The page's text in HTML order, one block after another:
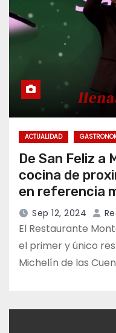
ACTUALIDAD
De San Feliz a
cocina de
en referencia
Sep 12, 2024
El Restaurante
el primer y único
Michelín de las